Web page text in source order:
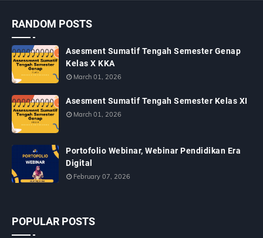
RANDOM POSTS
Asesment Sumatif Tengah Semester Genap
Kelas X KKA
March 01, 2026
Asesment Sumatif Tengah Semester Kelas XI
March 01, 2026
Portofolio Webinar, Webinar Pendidikan Era
Digital
February 07, 2026
POPULAR POSTS